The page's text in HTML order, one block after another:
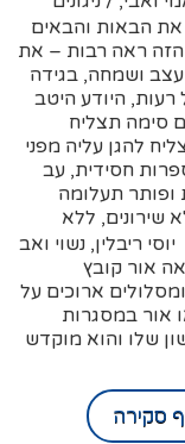
הבאות והבאים
הזה ראה רבות – את
עצב ושמחה, בגידה
היודע היטב
סימה תצליח
להגן עליה מפני
חסידית, עב
תעלומה
שירונים, ללא
ריבלין, נשוי ואב
תושב כרמי יוסף. בשנת 2010 ראה אור קובץ
קצרים ומסלולים ארוכים על
אור במסגרות
שלו והוא מוקדש
סקירה